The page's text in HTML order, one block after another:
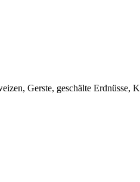
Gerste, geschälte Erdnüsse,